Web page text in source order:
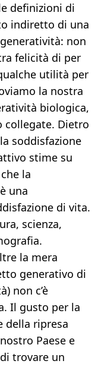
definizioni di
indiretto di una
non
felicità di per
utilità per
la nostra
biologica,
collegate. Dietro
soddisfazione
stime su
la
una
di vita.
scienza,
la mera
generativo di
non c’è
Il gusto per la
della ripresa
Paese e
trovare un